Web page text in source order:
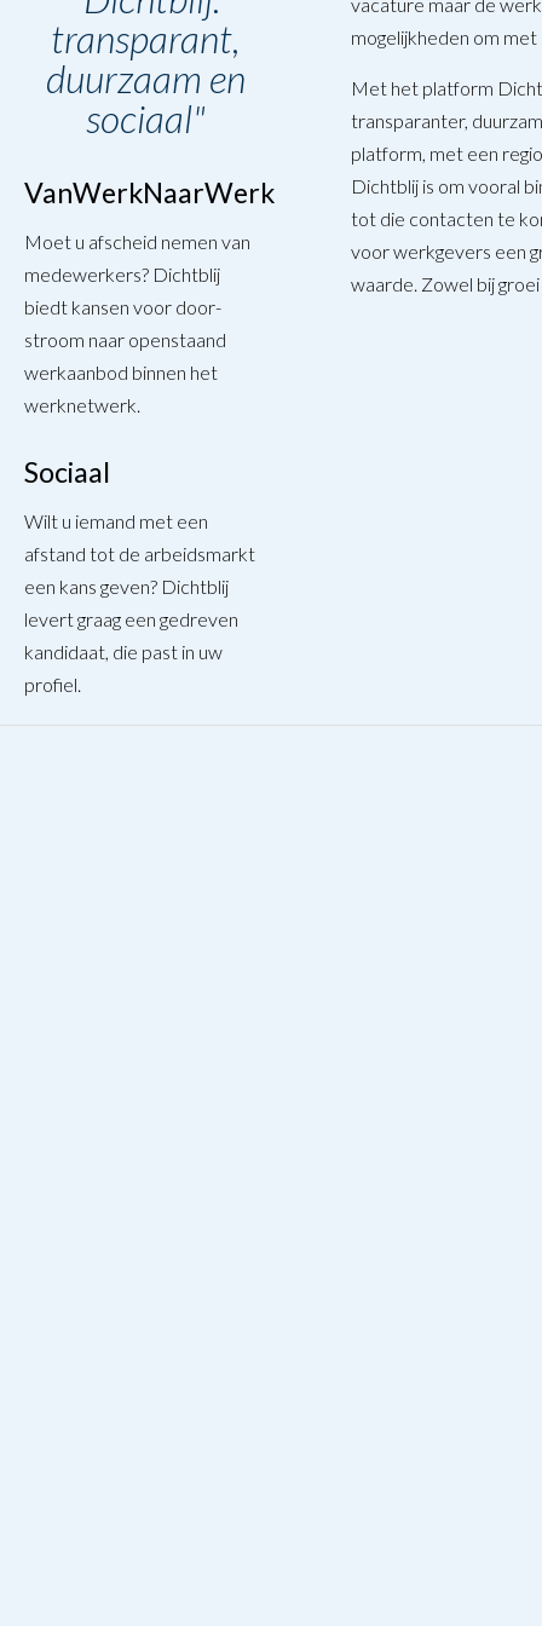
het
zoekveld
mogelijkheden om
Met het platform
transparanter,
platform, met een
Dichtblij is om vooral
tot die contacten te
voor werkgevers een
waarde. Zowel bij
transparant,
duurzaam en
sociaal"
VanWerkNaarWerk
Moet u afscheid nemen van
medewerkers? Dichtblij
biedt kansen voor door­
stroom naar openstaand
werkaanbod binnen het
werknetwerk.
Sociaal
Wilt u iemand met een
afstand tot de arbeidsmarkt
een kans geven? Dichtblij
levert graag een gedreven
kandidaat, die past in uw
profiel.